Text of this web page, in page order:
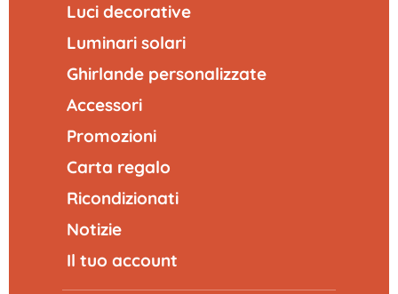
Luci decorative
Luminari solari
Ghirlande personalizzate
Accessori
Promozioni
Carta regalo
Ricondizionati
Notizie
Il tuo account